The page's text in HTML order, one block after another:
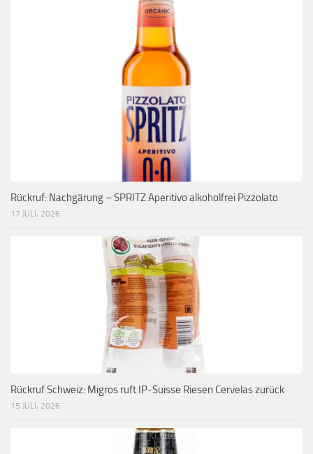
Rückruf: Nachgärung – SPRITZ Aperitivo alkoholfrei Pizzolato
17 JULI, 2026
Rückruf Schweiz: Migros ruft IP-Suisse Riesen Cervelas zurück
15 JULI, 2026